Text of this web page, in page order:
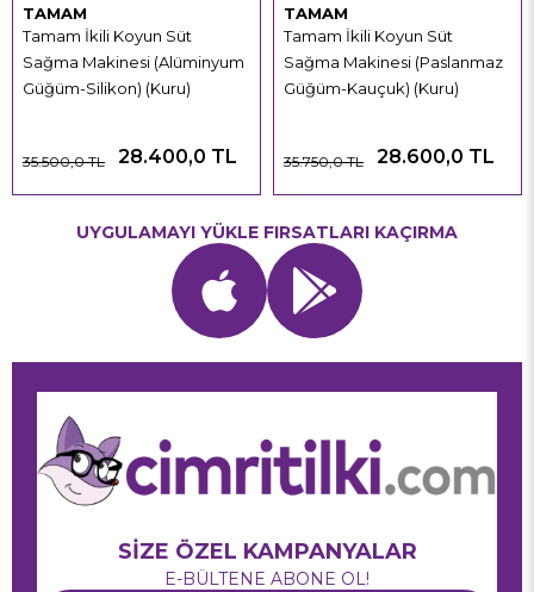
TAMAM
Tamam İkili Koyun Süt
Sağma Makinesi (Alüminyum
Güğüm-Silikon) (Kuru)
28.400,0 TL
35.500,0 TL
TAMAM
Tamam İkili Koyun Süt
Sağma Makinesi (Paslanmaz
Güğüm-Kauçuk) (Kuru)
28.600,0 TL
35.750,0 TL
UYGULAMAYI YÜKLE FIRSATLARI KAÇIRMA
SİZE ÖZEL KAMPANYALAR
E-BÜLTENE ABONE OL!